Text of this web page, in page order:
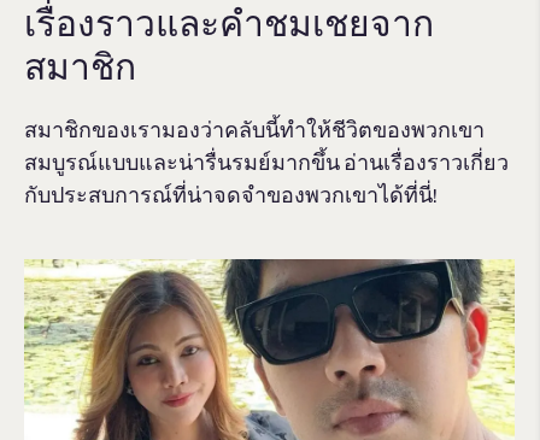
เรื่องราวและคําชมเชยจาก
สมาชิก
สมาชิกของเรามองว่าคลับนี้ทำให้ชีวิตของพวกเขา
สมบูรณ์แบบและน่ารื่นรมย์มากขึ้น อ่านเรื่องราวเกี่ยว
กับประสบการณ์ที่น่าจดจําของพวกเขาได้ที่นี่!